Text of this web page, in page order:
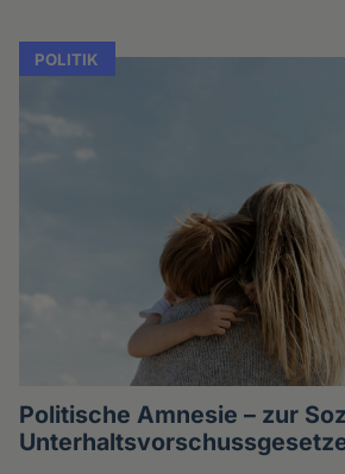
POLITIK
Politische Amnesie – zur